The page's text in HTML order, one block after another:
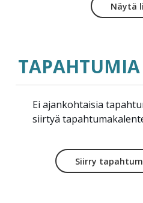
Näytä
TAPAHTUMIA
Ei ajankohtaisia
siirtyä
Siirry